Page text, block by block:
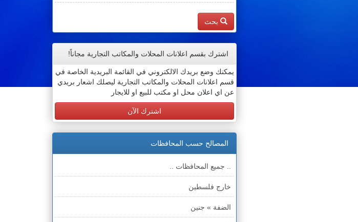
بحث
اشترك بقسم اعلانات المحلات والمكاتب التجارية مجاناً!
يمكنك وضع بريدك الالكتروني في القائمة البريدية الخاصة في
قسم اعلانات المحلات والمكاتب التجارية ليصلك اشعار بريدي
عن اي اعلان محل او مكتب للبيع او للايجار
اشترك الآن
المصالح حسب المحافظات
.. جميع المحافظات ..
خارج فلسطين
الضفة » جنين